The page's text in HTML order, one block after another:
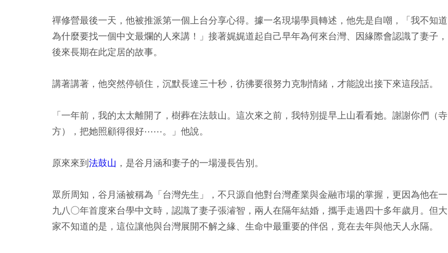
禪修營最後一天，他被推派第一個上台分享心得。據一名現場學員轉述，他先是自嘲，「我不知道
為什麼要找一個中文最爛的人來講！」接著娓娓道起自己早年為何來台灣、因緣際會認識了妻子，
後來長期在此定居的故事。
講著講著，他突然停頓住，沉默長達三十秒，彷彿要很努力克制情緒，才能說出接下來這段話。
「一年前，我的太太離開了，樹葬在法鼓山。這次來之前，我特別提早上山看看她。謝謝你們（寺
方），把她照顧得很好⋯⋯。」他說。
原來來到法鼓山 ，是谷月涵和妻子的一場漫長告別。
眾所周知，谷月涵被稱為「台灣先生」，不只源自他對台灣產業與金融市場的掌握，更因為他在一
九八○年首度來台學中文時，認識了妻子張濬智，兩人在隔年結婚，攜手走過四十多年歲月。但大
家不知道的是，這位讓他與台灣展開不解之緣、生命中最重要的伴侶，竟在去年與他天人永隔。